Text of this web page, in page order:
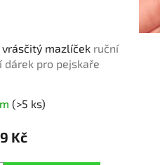
mazlíček ruční
pro pejskaře
(>5 ks)
Kč